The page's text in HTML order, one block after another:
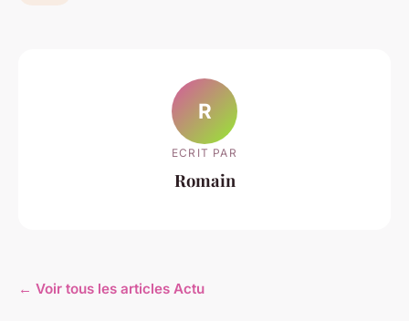
R
ECRIT PAR
Romain
← Voir tous les articles Actu